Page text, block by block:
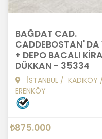
BAĞDAT CAD.
CADDEBOSTAN'
+ DEPO BACALI
DÜKKAN - 35334
İSTANBUL / KADIKÖY
ERENKÖY
₺875.000